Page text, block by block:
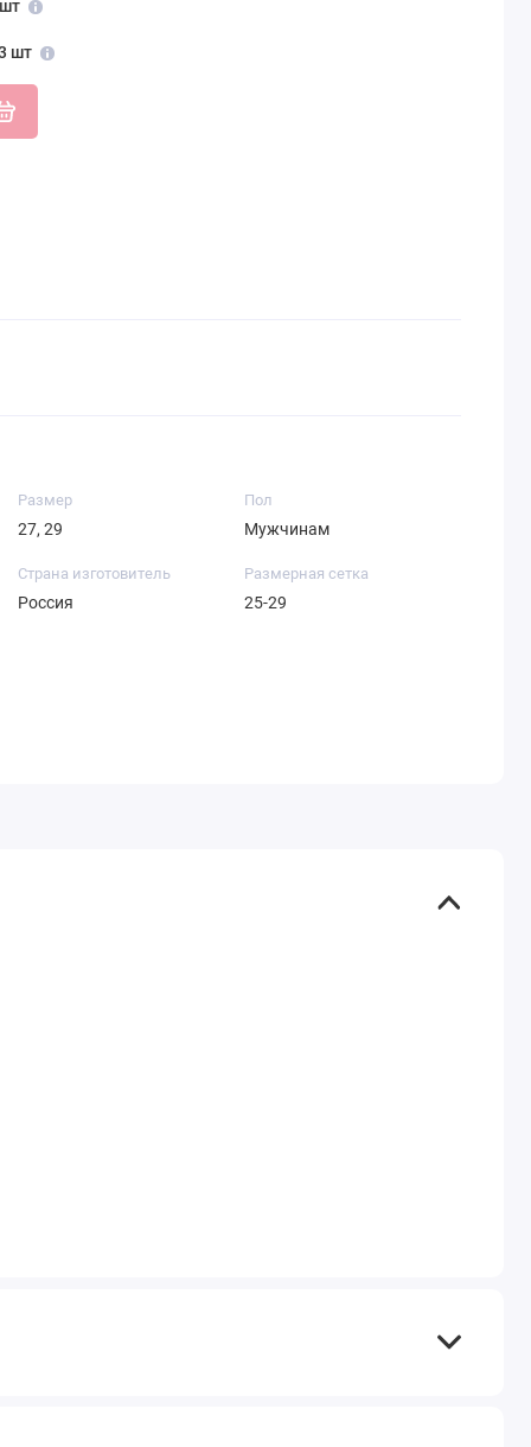
шт
Размер
27, 29
Пол
Мужчинам
Страна изготовитель
Россия
Размерная сетка
25-29